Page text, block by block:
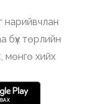
нарийвчлан
бүх төрлийн
мөнгө хийх